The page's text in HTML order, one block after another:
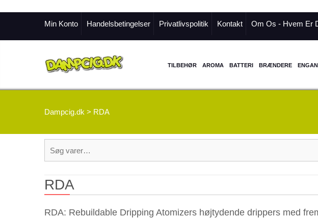
Min Konto Handelsbetingelser Privatlivspolitik Kontakt Om Os - Hvem Er
TILBEHØR AROMA BATTERI BRÆNDERE
Dampcig.dk > RDA
RDA
RDA: Rebuildable Dripping Atomizers højtydende drippers med